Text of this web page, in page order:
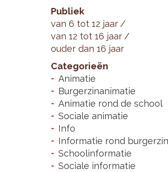
Publiek
van 6 tot 12 jaar
van 12 tot 16 jaar
ouder dan 16 jaar
Categorieën
Animatie
Burgerzinanimatie
Animatie rond de school
Sociale animatie
Info
Informatie rond burgerzin
Schoolinformatie
Sociale informatie